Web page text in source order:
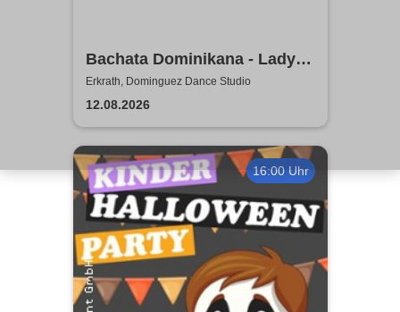
Bachata Dominikana - Ladys
Workshop / Laura (Lolita) &
Sara
Erkrath, Dominguez Dance Studio
12.08.2026
16:00 Uhr